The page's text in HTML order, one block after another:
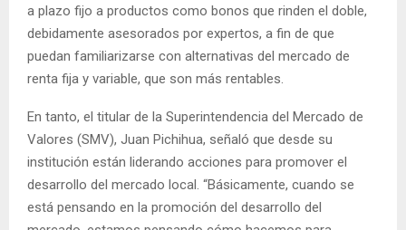
a plazo fijo a productos como bonos que rinden el doble,
debidamente asesorados por expertos, a fin de que
puedan familiarizarse con alternativas del mercado de
renta fija y variable, que son más rentables.
En tanto, el titular de la Superintendencia del Mercado de
Valores (SMV), Juan Pichihua, señaló que desde su
institución están liderando acciones para promover el
desarrollo del mercado local. “Básicamente, cuando se
está pensando en la promoción del desarrollo del